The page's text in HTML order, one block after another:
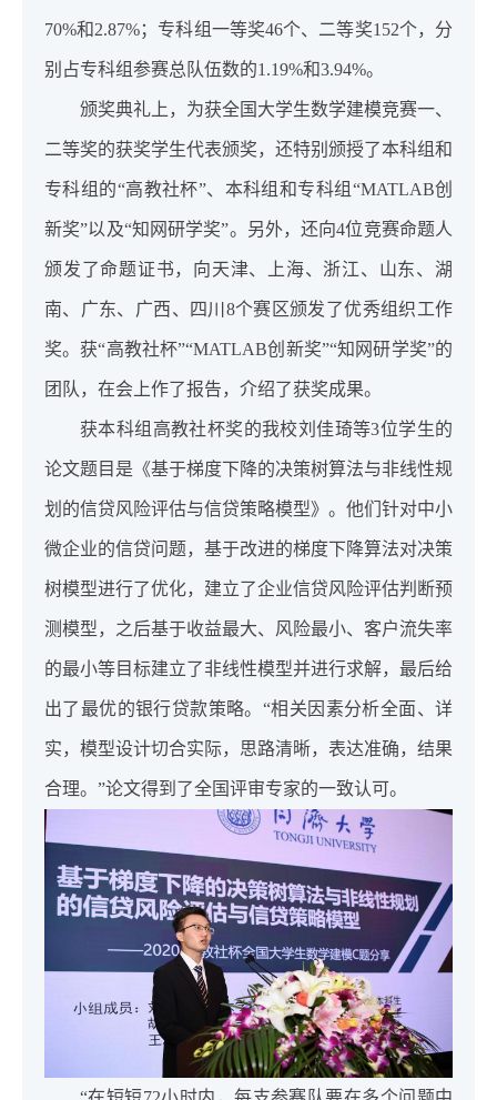
70%和2.87%；专科组一等奖46个、二等奖152个，分
别占专科组参赛总队伍数的1.19%和3.94%。
颁奖典礼上，为获全国大学生数学建模竞赛一、
二等奖的获奖学生代表颁奖，还特别颁授了本科组和
专科组的“高教社杯”、本科组和专科组“MATLAB创
新奖”以及“知网研学奖”。另外，还向4位竞赛命题人
颁发了命题证书，向天津、上海、浙江、山东、湖
南、广东、广西、四川8个赛区颁发了优秀组织工作
奖。获“高教社杯”“MATLAB创新奖”“知网研学奖”的
团队，在会上作了报告，介绍了获奖成果。
获本科组高教社杯奖的我校刘佳琦等3位学生的
论文题目是《基于梯度下降的决策树算法与非线性规
划的信贷风险评估与信贷策略模型》。他们针对中小
微企业的信贷问题，基于改进的梯度下降算法对决策
树模型进行了优化，建立了企业信贷风险评估判断预
测模型，之后基于收益最大、风险最小、客户流失率
的最小等目标建立了非线性模型并进行求解，最后给
出了最优的银行贷款策略。“相关因素分析全面、详
实，模型设计切合实际，思路清晰，表达准确，结果
合理。”论文得到了全国评审专家的一致认可。